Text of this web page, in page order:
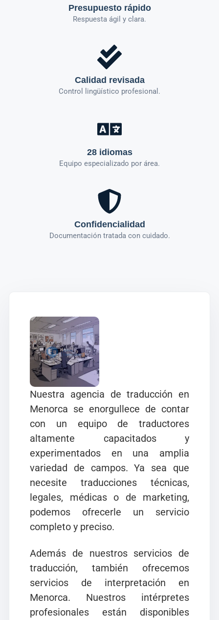
Presupuesto rápido
Respuesta ágil y clara.
Calidad revisada
Control lingüístico profesional.
28 idiomas
Equipo especializado por área.
Confidencialidad
Documentación tratada con cuidado.
Nuestra agencia de traducción en
Menorca se enorgullece de contar
con un equipo de traductores
altamente capacitados y
experimentados en una amplia
variedad de campos. Ya sea que
necesite traducciones técnicas,
legales, médicas o de marketing,
podemos ofrecerle un servicio
completo y preciso.
Además de nuestros servicios de
traducción, también ofrecemos
servicios de interpretación en
Menorca. Nuestros intérpretes
profesionales están disponibles